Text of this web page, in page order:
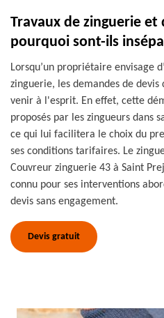
Travaux de zinguerie et
pourquoi sont-ils
Lorsqu’un propriétaire envisage
zinguerie, les demandes de
venir à l'esprit. En effet, cette
proposés par les zingueurs dans
ce qui lui facilitera le choix du
ses conditions tarifaires. Le
Couvreur zinguerie 43 à Saint
connu pour ses interventions
devis sans engagement.
Devis gratuit